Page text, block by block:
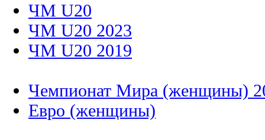
ЧМ U20
ЧМ U20 2023
ЧМ U20 2019
Чемпионат Мира (женщины)
Евро (женщины)